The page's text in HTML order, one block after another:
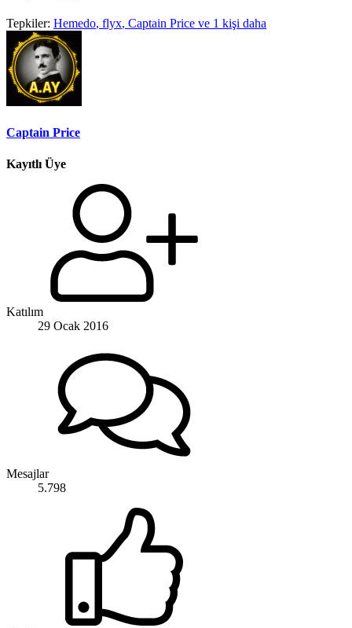
Tepkiler: Hemedo, flyx, Captain Price ve 1 kişi daha
Captain Price
Kayıtlı Üye
Katılım
29 Ocak 2016
Mesajlar
5.798